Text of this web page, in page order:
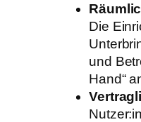
Die
und
Hand“